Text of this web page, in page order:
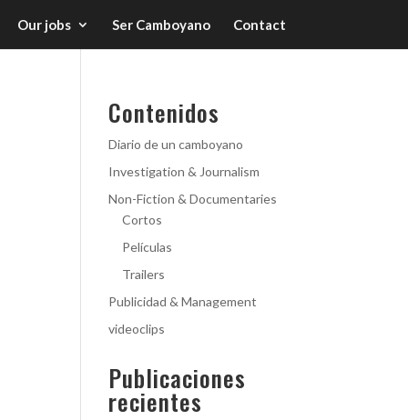
Our jobs Ser Camboyano Contact
Contenidos
Diario de un camboyano
Investigation & Journalism
Non-Fiction & Documentaries
Cortos
Películas
Trailers
Publicidad & Management
videoclips
Publicaciones
recientes